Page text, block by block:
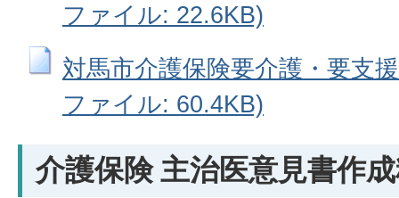
ファイル: 22.6KB)
対馬市介護保険要介護・要支
ファイル: 60.4KB)
介護保険 主治医意見書作